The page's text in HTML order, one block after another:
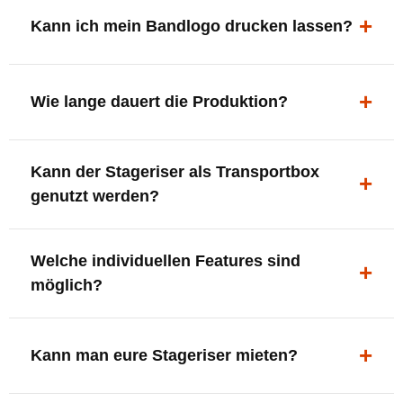
ergonomisch, sicher und gut sichtbar.
Kann ich mein Bandlogo drucken lassen?
deine Bühne, deine Marke.
Wie lange dauert die Produktion?
innerhalb Deutschlands kostenfrei.
Kann der Stageriser als Transportbox
genutzt werden?
oder Zubehör nutzen.
Welche individuellen Features sind
möglich?
XLR-Brücke / Schnittstelle
Setlist-Clip
Kann man eure Stageriser mieten?